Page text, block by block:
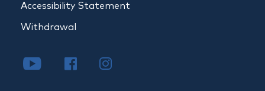
Accessibility Statement
Withdrawal